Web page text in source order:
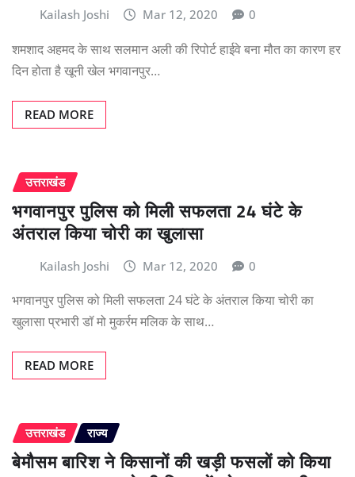
Kailash Joshi Mar 12, 2020 0
शमशाद अहमद के साथ सलमान अली की रिपोर्ट हाईवे बना मौत का कारण हर
दिन होता है खूनी खेल भगवानपुर…
READ MORE
उत्तराखंड
भगवानपुर पुलिस को मिली सफलता 24 घंटे के
अंतराल किया चोरी का खुलासा
Kailash Joshi Mar 12, 2020 0
भगवानपुर पुलिस को मिली सफलता 24 घंटे के अंतराल किया चोरी का
खुलासा प्रभारी डॉ मो मुकर्रम मलिक के साथ…
READ MORE
उत्तराखंड राज्य
बेमौसम बारिश ने किसानों की खड़ी फसलों को किया